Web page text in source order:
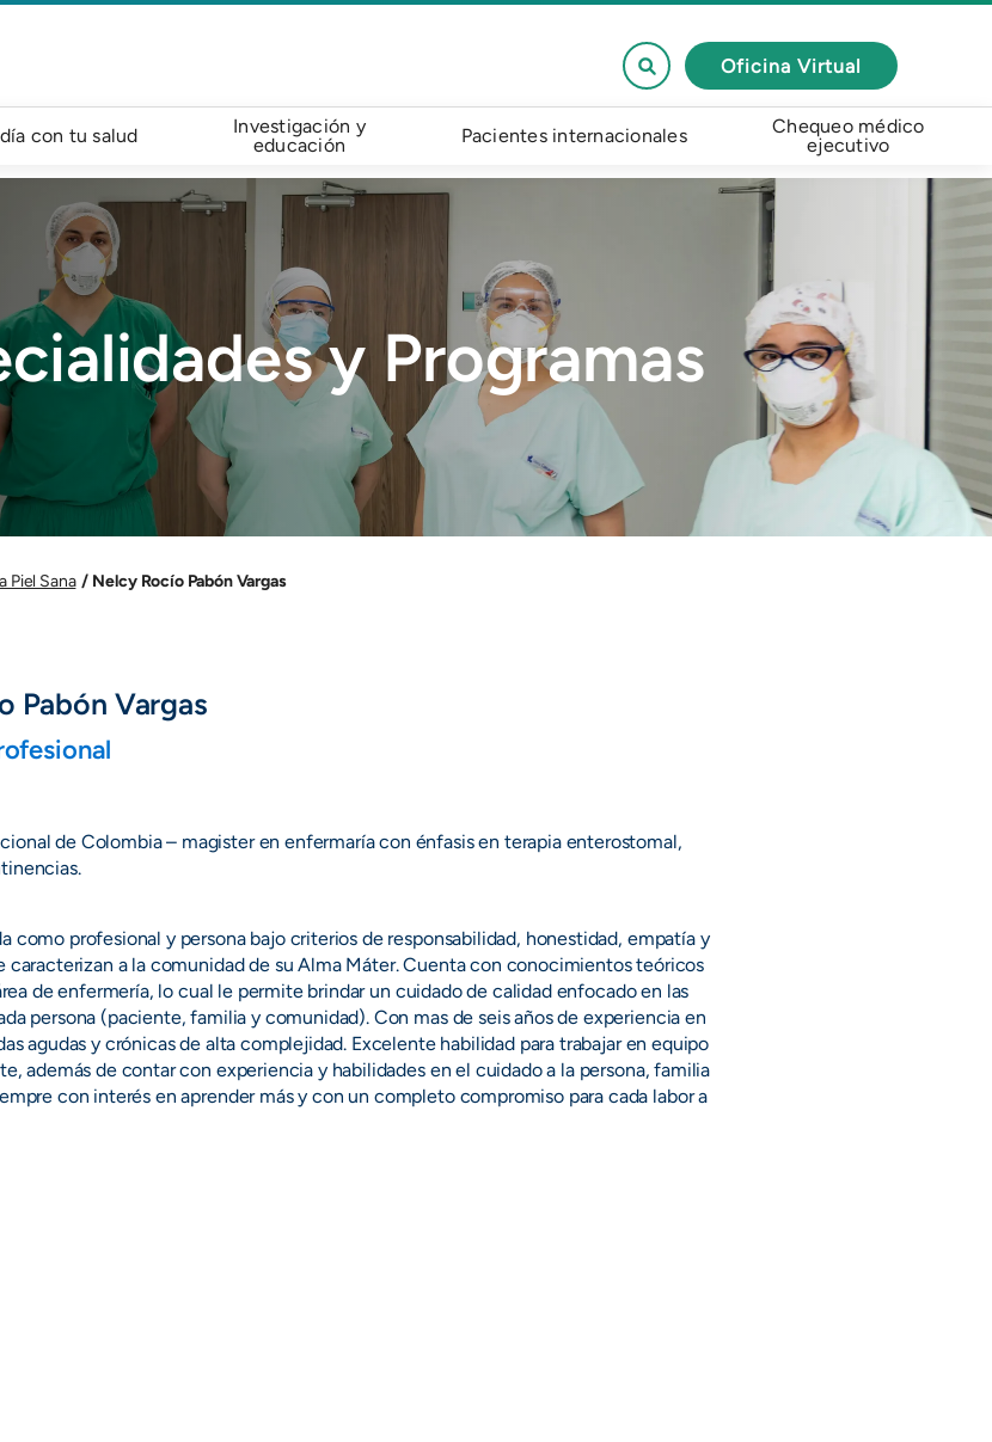
Oficina Virtual
con tu salud
Investigación y
educación
Pacientes internacionales
Chequeo médico
ejecutivo
y Programas
Piel Sana Nelcy Rocío Pabón Vargas
Pabón Vargas
de Colombia – magister en enfermaría con énfasis en terapia enterostomal,
como profesional y persona bajo criterios de responsabilidad, honestidad, empatía y
caracterizan a la comunidad de su Alma Máter. Cuenta con conocimientos teóricos
de enfermería, lo cual le permite brindar un cuidado de calidad enfocado en las
persona (paciente, familia y comunidad). Con mas de seis años de experiencia en
agudas y crónicas de alta complejidad. Excelente habilidad para trabajar en equipo
además de contar con experiencia y habilidades en el cuidado a la persona, familia
con interés en aprender más y con un completo compromiso para cada labor a